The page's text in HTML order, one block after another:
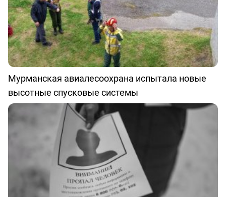
Мурманская авиалесоохрана испытала новые
высотные спусковые системы